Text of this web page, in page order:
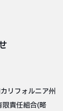
リフォルニア州
限責任組合(略